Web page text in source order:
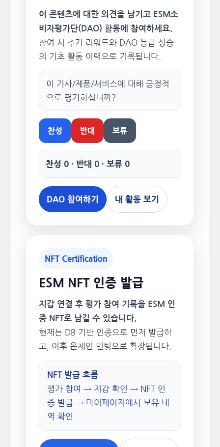
이 콘텐츠에 대한 의견을 남기고 ESM소
비자평가단(DAO) 활동에 참여하세요.
참여 시 추가 리워드와 DAO 등급 상승
의 기초 활동 이력으로 기록됩니다.
이 기사/제품/서비스에 대해 긍정적
으로 평가하십니까?
찬성 반대 보류
찬성 0 · 반대 0 · 보류 0
DAO 참여하기 내 활동 보기
NFT Certification
ESM NFT 인증 발급
지갑 연결 후 평가 참여 기록을 ESM 인
증 NFT로 남길 수 있습니다.
현재는 DB 기반 인증으로 먼저 발급하
고, 이후 온체인 민팅으로 확장됩니다.
NFT 발급 흐름
평가 참여 → 지갑 확인 → NFT 인
증 발급 → 마이페이지에서 보유 내
역 확인